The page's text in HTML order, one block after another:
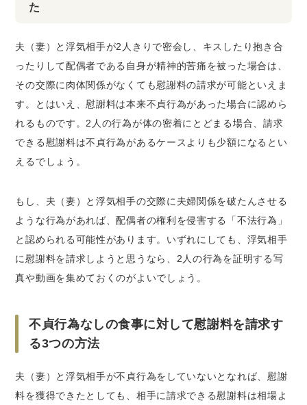
た
夫（妻）と浮気相手が2人きりで密会し、キスしたり抱き合
ったりして配偶者である自身が精神的苦痛を被った場合は、
その交際に肉体関係がなくても慰謝料の請求が可能といえま
す。とはいえ、慰謝料は本来不貞行為があった場合に認めら
れるものです。2人の行為が体の密着にとどまる場合、請求
できる慰謝料は不貞行為があるケースよりも少額になるとい
えるでしょう。
もし、夫（妻）と浮気相手の交際に夫婦関係を破たんさせる
ような行為があれば、配偶者の権利を侵害する「不法行為」
と認められる可能性があります。いずれにしても、浮気相手
に慰謝料を請求しようと思うなら、2人の行為を証明する写
真や動画を集めておくのがよいでしょう。
不貞行為なしの食事に対して慰謝料を請求す
る3つの方法
夫（妻）と浮気相手が不貞行為をしていないとなれば、慰謝
料を獲得できたとしても、相手に請求できる慰謝料は相場よ